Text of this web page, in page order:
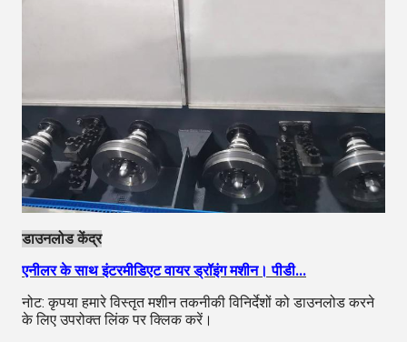
डाउनलोड केंद्र
एनीलर के साथ इंटरमीडिएट वायर ड्रॉइंग मशीन। पीडी...
नोट: कृपया हमारे विस्तृत मशीन तकनीकी विनिर्देशों को डाउनलोड करने
के लिए उपरोक्त लिंक पर क्लिक करें।